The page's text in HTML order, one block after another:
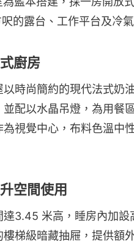
的露台、工作平台及冷氣
廚房
時尚簡約的現代法式奶
配以水晶吊燈，為用餐
視覺中心，布料色溫中
空間使用
3.45 米高，睡房內加設
梯級暗藏抽屜，提供額